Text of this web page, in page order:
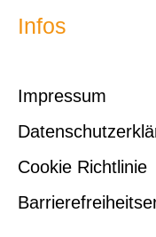
Infos
Impressum
Cookie Richtlinie